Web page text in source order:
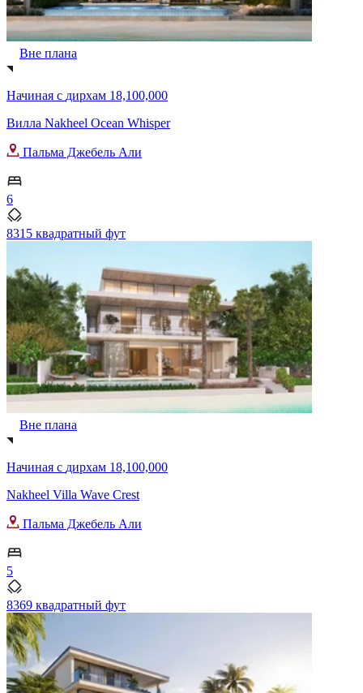
Вне плана
Начиная с дирхам 18,100,000
Вилла Nakheel Ocean Whisper
Пальма Джебель Али
6
8315 квадратный фут
Вне плана
Начиная с дирхам 18,100,000
Nakheel Villa Wave Crest
Пальма Джебель Али
5
8369 квадратный фут